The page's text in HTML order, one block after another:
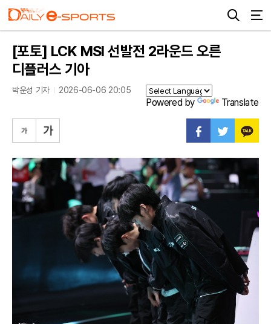
[포토] LCK MSI 선발전 2라운드 오른
디플러스 기아
박운성 기자 2026-06-06 20:05
Powered by Translate